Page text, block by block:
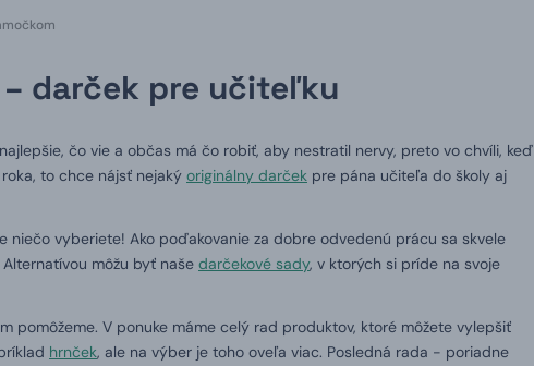
darček pre učiteľku
čo vie a občas má čo robiť, aby nestratil nervy, preto vo chvíli, keď
to chce nájsť nejaký originálny darček pre pána učiteľa do školy aj
niečo vyberiete! Ako poďakovanie za dobre odvedenú prácu sa skvele
môžu byť naše darčekové sady, v ktorých si príde na svoje
pomôžeme. V ponuke máme celý rad produktov, ktoré môžete vylepšiť
hrnček, ale na výber je toho oveľa viac. Posledná rada - poriadne